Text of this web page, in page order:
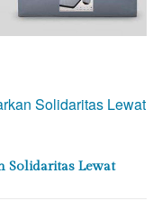
Solidaritas Lewat